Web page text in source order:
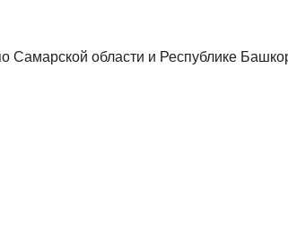
области и Республике